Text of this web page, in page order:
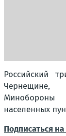
Российский
Минобороны
населенных
Подписаться